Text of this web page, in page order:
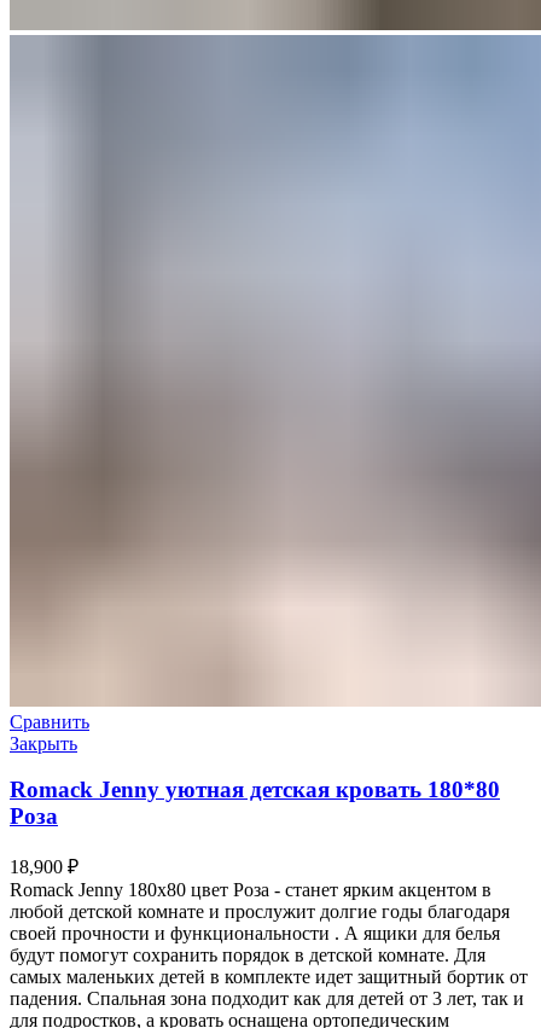
Сравнить
Закрыть
Romack Jenny уютная детская кровать 180*80
Роза
18,900 ₽
Romack Jenny 180х80 цвет Роза - станет ярким акцентом в
любой детской комнате и прослужит долгие годы благодаря
своей прочности и функциональности . А ящики для белья
будут помогут сохранить порядок в детской комнате. Для
самых маленьких детей в комплекте идет защитный бортик от
падения. Спальная зона подходит как для детей от 3 лет, так и
для подростков, а кровать оснащена ортопедическим